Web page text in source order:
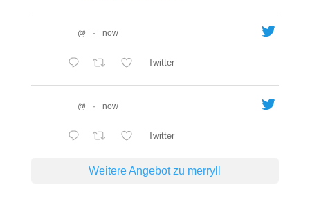
@ · now
Twitter
@ · now
Twitter
Weitere Angebot zu merryll